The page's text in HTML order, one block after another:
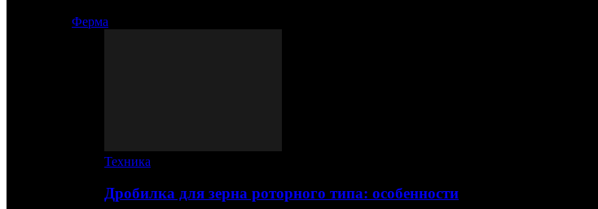
Ферма
Техника
Дробилка для зерна роторного типа: особенности